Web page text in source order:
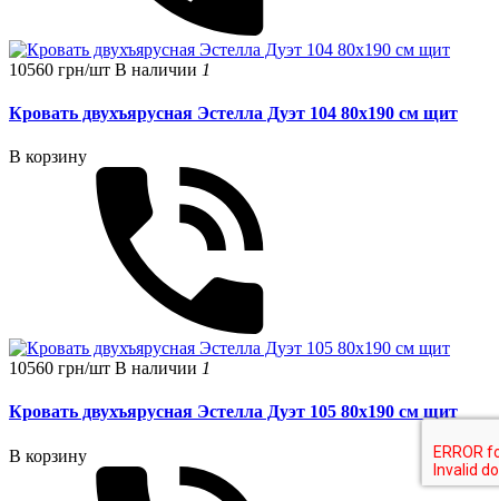
10560 грн/шт В наличии 1
Кровать двухъярусная Эстелла Дуэт 104 80x190 см щит
В корзину
10560 грн/шт В наличии 1
Кровать двухъярусная Эстелла Дуэт 105 80x190 см щит
В корзину